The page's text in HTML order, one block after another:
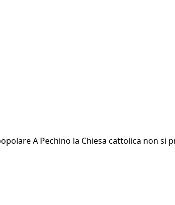
A Pechino la Chiesa cattolica non